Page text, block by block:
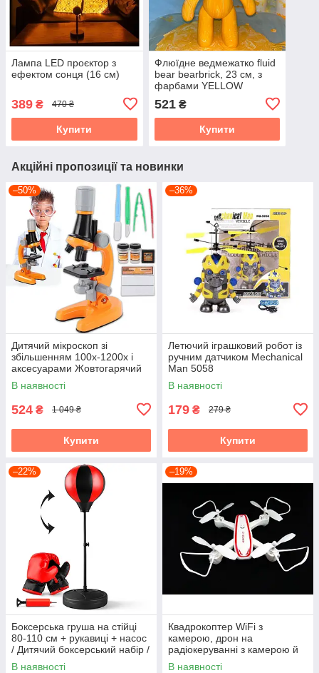
Лампа LED проєктор з
ефектом сонця (16 см)
389 ₴ 470 ₴
Купити
Флюїдне ведмежатко fluid
bear bearbrick, 23 см, з
фарбами YELLOW
521₴
Купити
Акційні пропозиції та новинки
–50%
Дитячий мікроскоп зі
збільшенням 100х-1200х і
аксесуарами Жовтогарячий
В наявності
524 ₴ 1 049 ₴
Купити
–36%
Летючий іграшковий робот із
ручним датчиком Mechanical
Man 5058
В наявності
179 ₴ 279 ₴
Купити
–22%
Боксерська груша на стійці
80-110 см + рукавиці + насос
/ Дитячий боксерський набір /
Груша для боксу
В наявності
–19%
Квадрокоптер WiFi з
камерою, дрон на
радіокеруванні з камерою й
підсвіткою QY66-R2A/R02
В наявності